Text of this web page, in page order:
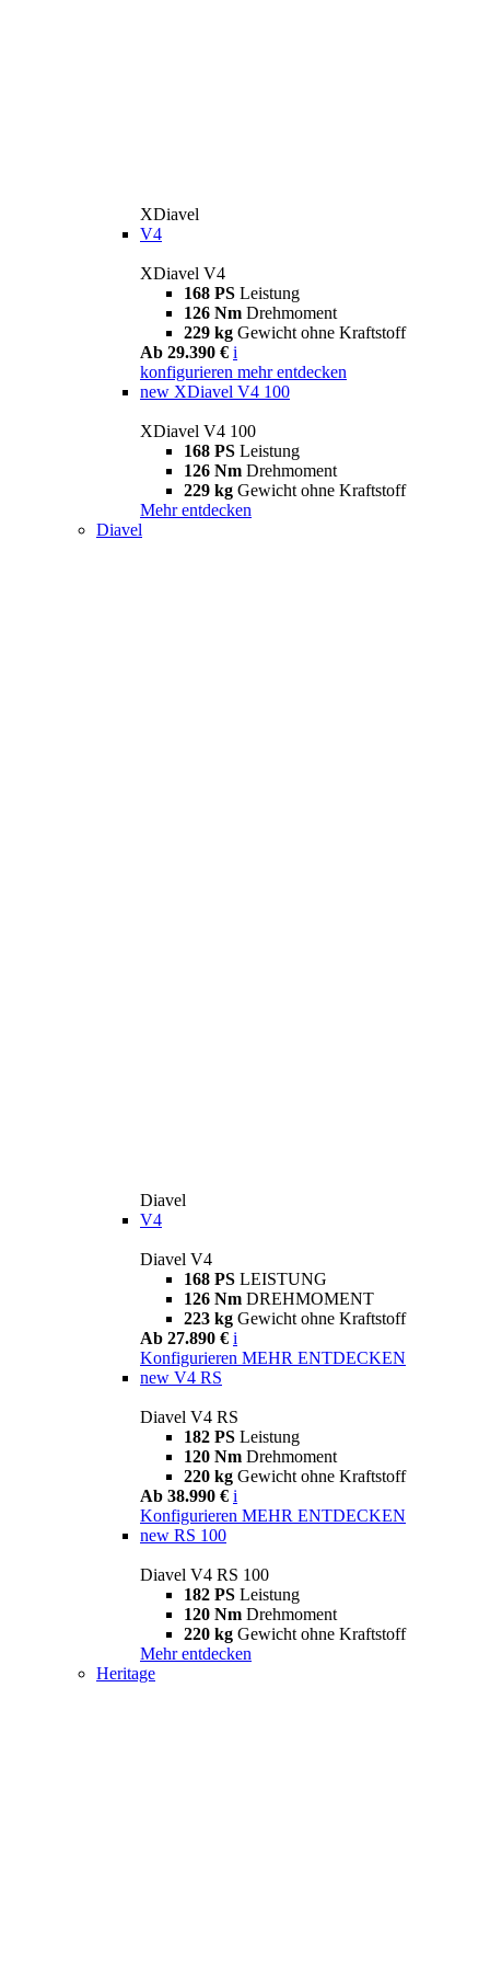
XDiavel
V4
XDiavel V4
168 PS Leistung
126 Nm Drehmoment
229 kg Gewicht ohne Kraftstoff
Ab 29.390 € i
konfigurieren mehr entdecken
new XDiavel V4 100
XDiavel V4 100
168 PS Leistung
126 Nm Drehmoment
229 kg Gewicht ohne Kraftstoff
Mehr entdecken
Diavel
Diavel
V4
Diavel V4
168 PS LEISTUNG
126 Nm DREHMOMENT
223 kg Gewicht ohne Kraftstoff
Ab 27.890 € i
Konfigurieren MEHR ENTDECKEN
new V4 RS
Diavel V4 RS
182 PS Leistung
120 Nm Drehmoment
220 kg Gewicht ohne Kraftstoff
Ab 38.990 € i
Konfigurieren MEHR ENTDECKEN
new RS 100
Diavel V4 RS 100
182 PS Leistung
120 Nm Drehmoment
220 kg Gewicht ohne Kraftstoff
Mehr entdecken
Heritage